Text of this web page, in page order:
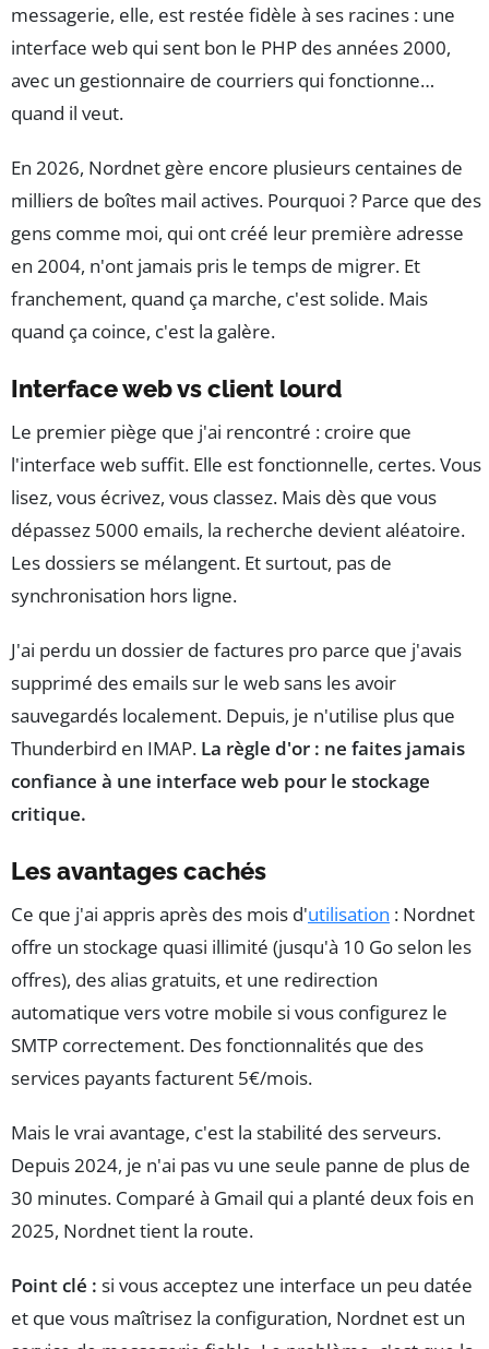
messagerie, elle, est restée fidèle à ses racines : une
interface web qui sent bon le PHP des années 2000,
avec un gestionnaire de courriers qui fonctionne…
quand il veut.
En 2026, Nordnet gère encore plusieurs centaines de
milliers de boîtes mail actives. Pourquoi ? Parce que des
gens comme moi, qui ont créé leur première adresse
en 2004, n'ont jamais pris le temps de migrer. Et
franchement, quand ça marche, c'est solide. Mais
quand ça coince, c'est la galère.
Interface web vs client lourd
Le premier piège que j'ai rencontré : croire que
l'interface web suffit. Elle est fonctionnelle, certes. Vous
lisez, vous écrivez, vous classez. Mais dès que vous
dépassez 5000 emails, la recherche devient aléatoire.
Les dossiers se mélangent. Et surtout, pas de
synchronisation hors ligne.
J'ai perdu un dossier de factures pro parce que j'avais
supprimé des emails sur le web sans les avoir
sauvegardés localement. Depuis, je n'utilise plus que
Thunderbird en IMAP. La règle d'or : ne faites jamais
confiance à une interface web pour le stockage
critique.
Les avantages cachés
Ce que j'ai appris après des mois d'utilisation : Nordnet
offre un stockage quasi illimité (jusqu'à 10 Go selon les
offres), des alias gratuits, et une redirection
automatique vers votre mobile si vous configurez le
SMTP correctement. Des fonctionnalités que des
services payants facturent 5€/mois.
Mais le vrai avantage, c'est la stabilité des serveurs.
Depuis 2024, je n'ai pas vu une seule panne de plus de
30 minutes. Comparé à Gmail qui a planté deux fois en
2025, Nordnet tient la route.
Point clé : si vous acceptez une interface un peu datée
et que vous maîtrisez la configuration, Nordnet est un